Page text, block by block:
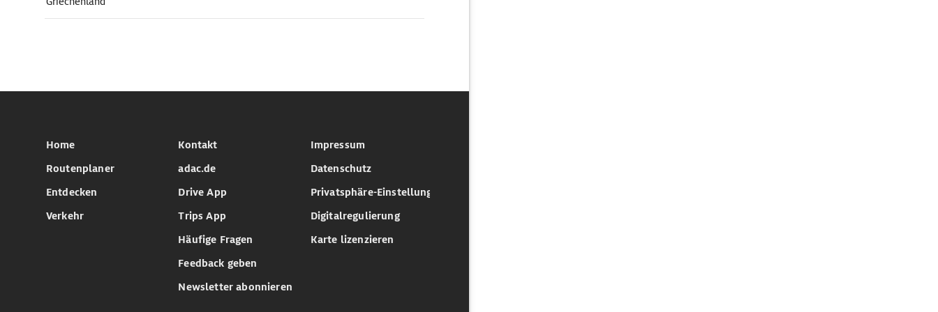
Home
Routenplaner
Entdecken
Verkehr
Kontakt
adac.de
Drive App
Trips App
Häufige Fragen
Feedback geben
Newsletter abonnieren
Impressum
Datenschutz
Privatsphäre-Einstellungen
Digitalregulierung
Karte lizenzieren